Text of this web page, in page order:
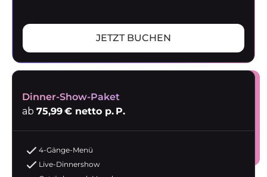
JETZT BUCHEN
Dinner-Show-Paket
ab 75,99 € netto p. P.
4-Gänge-Menü
Live-Dinnershow